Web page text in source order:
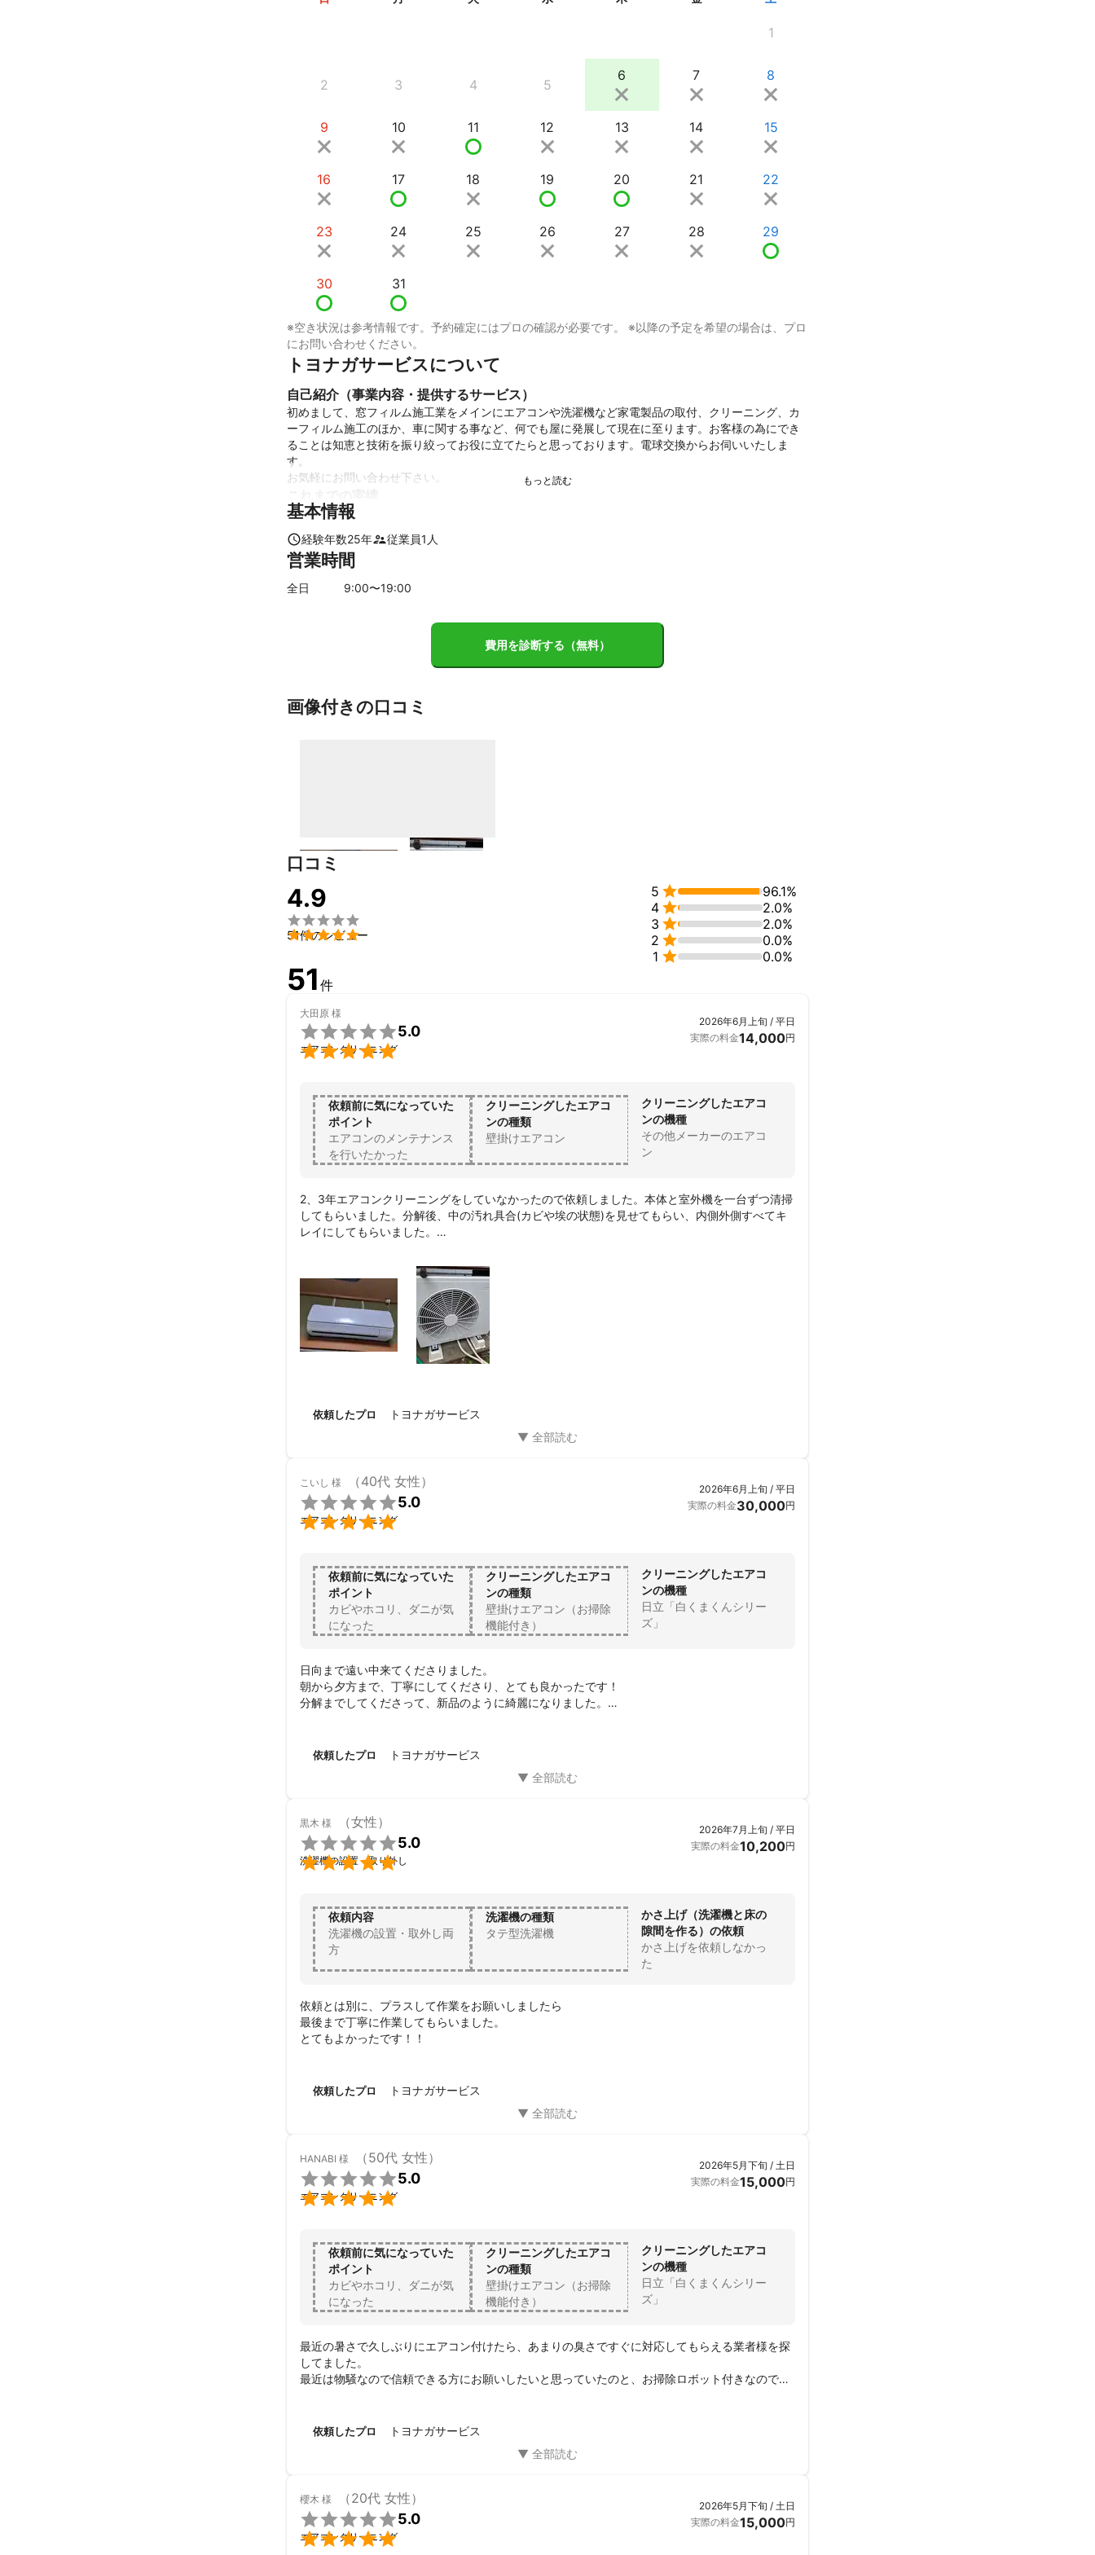
1
2 3 4 5
6 7 8
9 10 11 12 13 14 15
16 17 18 19 20 21 22
23 24 25 26 27 28 29
30 31
※空き状況は参考情報です。予約確定にはプロの確認が必要です。 ※以降の予定を希望の場合は、プロ
にお問い合わせください。
トヨナガサービスについて
自己紹介（事業内容・提供するサービス）
初めまして、窓フィルム施工業をメインにエアコンや洗濯機など家電製品の取付、クリーニング、カ
ーフィルム施工のほか、車に関する事など、何でも屋に発展して現在に至ります。お客様の為にでき
ることは知恵と技術を振り絞ってお役に立てたらと思っております。電球交換からお伺いいたしま
す。
建物窓フィルム施工
エアコン取付、家電クリーニング
アピールポイント
国家資格 二級 ガラスフィルム施工技能士
精一杯の対応をさせていただきます！
基本情報
経験年数25年 従業員1 人
営業時間
全日 9:00〜19:00
費用を診断する（無料）
画像付きの口コミ
口コミ
4.9


51件のレビュー
5 
96.1%
4 
2.0%
3 
2.0%
2 
0.0%
1  0.0%
51 件
大田原 様


5.0
エアコンクリーニング
2026年6月上旬 / 平日
実際の料金14,000円
依頼前に気になっていた
ポイント
エアコンのメンテナンス
を行いたかった
クリーニングしたエアコ
ンの種類
壁掛けエアコン
クリーニングしたエアコ
ンの機種
その他メーカーのエアコ
ン
2、3年エアコンクリーニングをしていなかったので依頼しました。本体と室外機を一台ずつ清掃
してもらいました。分解後、中の汚れ具合(カビや埃の状態)を見せてもらい、内側外側すべてキ
レイにしてもらいました。
願いした方がいいと再認識しました。また、大雨の中で丁寧作業していただきました。本当にあ
りがとうございました。
依頼したプロ トヨナガサービス
こいし 様 （40代 女性）


5.0
エアコンクリーニング
2026年6月上旬 / 平日
実際の料金30,000円
依頼前に気になっていた
ポイント
カビやホコリ、ダニが気
になった
クリーニングしたエアコ
ンの種類
壁掛けエアコン（お掃除
機能付き）
クリーニングしたエアコ
ンの機種
日立「白くまくんシリー
ズ」
日向まで遠い中来てくださりました。
朝から夕方まで、丁寧にしてくださり、とても良かったです！
分解までしてくださって、新品のように綺麗になりました。
依頼したプロ トヨナガサービス
黒木 様 （女性）


5.0
洗濯機の設置・取り外し
2026年7月上旬 / 平日
実際の料金10,200円
依頼内容
洗濯機の設置・取外し両
方
洗濯機の種類
タテ型洗濯機
かさ上げ（洗濯機と床の
隙間を作る）の依頼
かさ上げを依頼しなかっ
た
依頼とは別に、プラスして作業をお願いしましたら
最後まで丁寧に作業してもらいました。
とてもよかったです！！
依頼したプロ トヨナガサービス
HANABI 様 （50代 女性）


5.0
エアコンクリーニング
2026年5月下旬 / 土日
実際の料金15,000円
依頼前に気になっていた
ポイント
カビやホコリ、ダニが気
になった
クリーニングしたエアコ
ンの種類
壁掛けエアコン（お掃除
機能付き）
クリーニングしたエアコ
ンの機種
日立「白くまくんシリー
ズ」
最近の暑さで久しぶりにエアコン付けたら、あまりの臭さですぐに対応してもらえる業者様を探
してました。
最近は物騒なので信頼できる方にお願いしたいと思っていたのと、お掃除ロボット付きなので簡
現状の説明などして下さり、前回以来した別の業者さんの雑なお掃除のせいでサビが付いていた
とても大変な作業になってしまい通常なら3時間程との事でしたが、かなり時間をかけて下さり
ピカピカで新品のようになりました。また臭いも消えてこれから快適に過ごせます。
お仕事内容は申し分なくとても親切で丁寧にして下さる信頼できる業者様です。
安値で短時間で終わるお掃除より、少しプラスするだけで絶対安心安全です！
オススメできる業者様です。またエアコンクリーニングの際はお願いしたいです。
依頼したプロ トヨナガサービス
櫻木 様 （20代 女性）


5.0
エアコンクリーニング
2026年5月下旬 / 土日
実際の料金15,000円